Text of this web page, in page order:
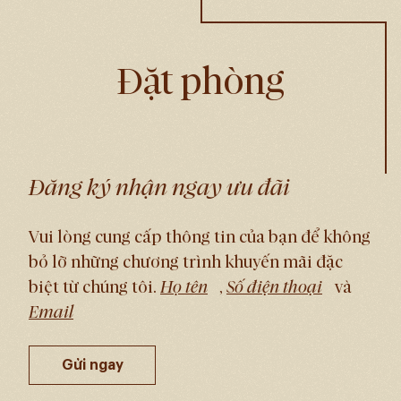
Đặt phòng
Đăng ký nhận ngay ưu đãi
Vui lòng cung cấp thông tin của bạn để không
bỏ lỡ những chương trình khuyến mãi đặc
biệt từ chúng tôi.
, và
Gửi ngay